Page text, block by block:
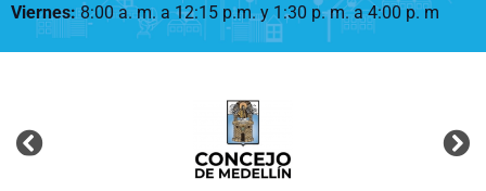
Viernes:8:00 a. m. a 12:15 p.m. y 1:30 p. m. a 4:00 p. m